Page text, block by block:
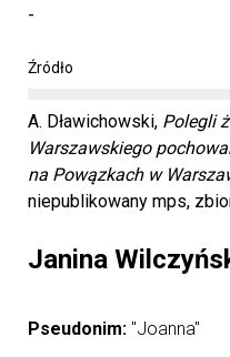
-
Źródło
A. Dławichowski, Polegli
Warszawskiego
na Powązkach w
niepublikowany mps,
Janina
Pseudonim: "Joanna"